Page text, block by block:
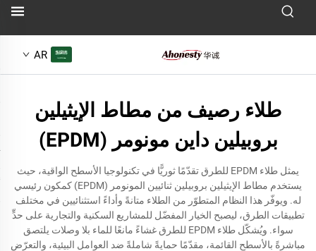
AR
طلاء رصيف من مطاط الإيثيلين
بروبيلين داين مونومر (EPDM)
يمثل طلاء EPDM للطرق تقدّمًا ثوريًّا في تكنولوجيا الأسطح الواقية، حيث
يستخدم مطاط الإيثيلين بروبيلين ثنائيين المونومر (EPDM) كمكون رئيسي
له. ويوفّر هذا النظام المتطوّر من الطلاء متانةً وأداءً استثنائيين في مختلف
تطبيقات الطرق، ليصبح الخيار المفضّل للمشاريع السكنية والتجارية على حدٍّ
سواء. ويُشكّل طلاء EPDM للطرق غشاءً مانعًا للماء بلا وصلات يلتصق
مباشرةً بالأسطح القائمة، مقدّمًا حمايةً شاملةً ضد العوامل البيئية، والتعرّض